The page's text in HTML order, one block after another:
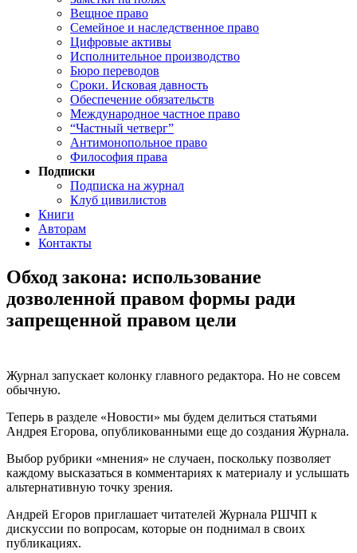
Вещное право
Семейное и наследственное право
Цифровые активы
Исполнительное производство
Бюро переводов
Сроки. Исковая давность
Обеспечение обязательств
Международное частное право
“Частный четверг”
Антимонопольное право
Философия права
Подписки
Подписка на журнал
Клуб цивилистов
Книги
Авторам
Контакты
Обход закона: использование
дозволенной правом формы ради
запрещенной правом цели
Журнал запускает колонку главного редактора. Но не совсем
обычную.
Теперь в разделе «Новости» мы будем делиться статьями
Андрея Егорова, опубликованными еще до создания Журнала.
Выбор рубрики «мнения» не случаен, поскольку позволяет
каждому высказаться в комментариях к материалу и услышать
альтернативную точку зрения.
Андрей Егоров приглашает читателей Журнала РШЧП к
дискуссии по вопросам, которые он поднимал в своих
публикациях.